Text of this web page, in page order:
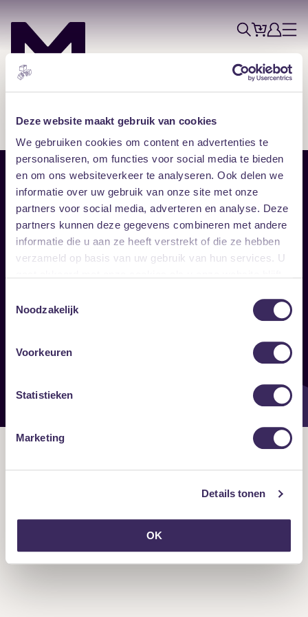
Deze website maakt gebruik van cookies
We gebruiken cookies om content en advertenties te
personaliseren, om functies voor social media te bieden
en om ons websiteverkeer te analyseren. Ook delen we
informatie over uw gebruik van onze site met onze
partners voor social media, adverteren en analyse. Deze
partners kunnen deze gegevens combineren met andere
informatie die u aan ze heeft verstrekt of die ze hebben
verzameld op basis van uw gebruik van hun services. U
Noodzakelijk
Voorkeuren
Statistieken
Marketing
Details tonen
OK
ZoekTicketsAccount
Menu
Sitemap
Home
Vrijwilligers
Verhuur
Disclaimer
Toegankelijkheid
Privacy & cookies
Follow
Onze nieuwsbrief ontvangen?